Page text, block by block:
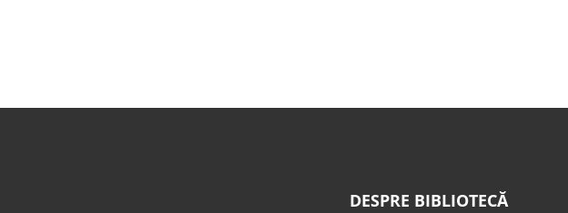
DESPRE BIBLIOTECĂ